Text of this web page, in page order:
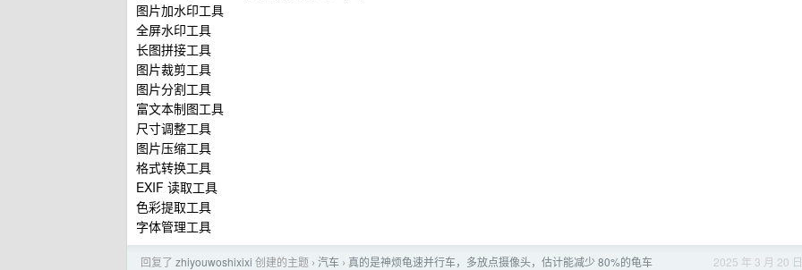
图片加水印工具
全屏水印工具
长图拼接工具
图片裁剪工具
图片分割工具
富文本制图工具
尺寸调整工具
图片压缩工具
格式转换工具
EXIF 读取工具
色彩提取工具
字体管理工具
2025 年 3 月 20 日
回复了 zhiyouwoshixixi 创建的主题 › 汽车 › 真的是神烦龟速并行车，多放点摄像头，估计能减少 80%的龟车